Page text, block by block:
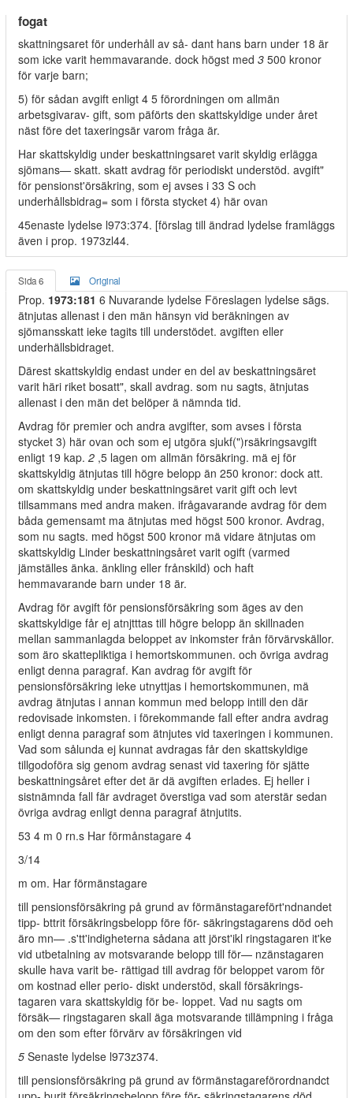
fogat
skattningsaret för underhåll av så- dant hans barn under 18 är
som icke varit hemmavarande. dock högst med 3 500 kronor
för varje barn;
5) för sådan avgift enligt 4 5 förordningen om allmän
arbetsgivarav- gift, som päförts den skattskyldige under året
näst före det taxeringsär varom fråga är.
Har skattskyldig under beskattningsaret varit skyldig erlägga
sjömans— skatt. skatt avdrag för periodiskt understöd. avgift"
för pensionst'örsäkring, som ej avses i 33 S och
underhållsbidrag= som i första stycket 4) här ovan
45enaste lydelse l973:374. [förslag till ändrad lydelse framläggs
även i prop. 1973zl44.
Sida 6 Original
Prop. 1973:181 6 Nuvarande lydelse Föreslagen lydelse sägs.
ätnjutas allenast i den män hänsyn vid beräkningen av
sjömansskatt ieke tagits till understödet. avgiften eller
underhällsbidraget.
Därest skattskyldig endast under en del av beskattningsäret
varit häri riket bosatt", skall avdrag. som nu sagts, ätnjutas
allenast i den män det belöper ä nämnda tid.
Avdrag för premier och andra avgifter, som avses i första
stycket 3) här ovan och som ej utgöra sjukf(")rsäkringsavgift
enligt 19 kap. 2 ,5 lagen om allmän försäkring. mä ej för
skattskyldig ätnjutas till högre belopp än 250 kronor: dock att.
om skattskyldig under beskattningsäret varit gift och levt
tillsammans med andra maken. ifrågavarande avdrag för dem
båda gemensamt ma ätnjutas med högst 500 kronor. Avdrag,
som nu sagts. med högst 500 kronor mä vidare ätnjutas om
skattskyldig Linder beskattningsåret varit ogift (varmed
jämställes änka. änkling eller frånskild) och haft
hemmavarande barn under 18 är.
Avdrag för avgift för pensionsförsäkring som äges av den
skattskyldige får ej atnjtttas till högre belopp än skillnaden
mellan sammanlagda beloppet av inkomster från förvärvskällor.
som äro skattepliktiga i hemortskommunen. och övriga avdrag
enligt denna paragraf. Kan avdrag för avgift för
pensionsförsäkring ieke utnyttjas i hemortskommunen, mä
avdrag ätnjutas i annan kommun med belopp intill den där
redovisade inkomsten. i förekommande fall efter andra avdrag
enligt denna paragraf som ätnjutes vid taxeringen i kommunen.
Vad som sålunda ej kunnat avdragas får den skattskyldige
tillgodoföra sig genom avdrag senast vid taxering för sjätte
beskattningsåret efter det är dä avgiften erlades. Ej heller i
sistnämnda fall fär avdraget överstiga vad som aterstär sedan
övriga avdrag enligt denna paragraf ätnjutits.
53 4 m 0 rn.s Har förmånstagare 4
3/14
m om. Har förmänstagare
till pensionsförsäkring på grund av förmänstagarefört'ndnandet
tipp- bttrit försäkringsbelopp före för- säkringstagarens död oeh
äro mn— .s'tt'indigheterna sådana att jörst'ikl ringstagaren it'ke
vid utbetalning av motsvarande belopp till för— nzänstagaren
skulle hava varit be- rättigad till avdrag för beloppet varom för
om kostnad eller perio- diskt understöd, skall försäkrings-
tagaren vara skattskyldig för be- loppet. Vad nu sagts om
försäk— ringstagaren skall äga motsvarande tillämpning i fråga
om den som efter förvärv av försäkringen vid
5 Senaste lydelse l973z374.
till pensionsförsäkring pä grund av förmänstagareförordnandct